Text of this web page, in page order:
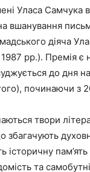
Уласа Самчука в
вшанування
діяча
рр.). Премія є
до дня
починаючи з
твори
збагачують
історичну
та